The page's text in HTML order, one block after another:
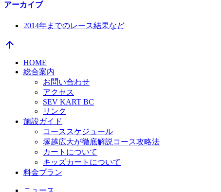
アーカイブ
2014年までのレース結果など
arrow_upward
HOME
総合案内
お問い合わせ
アクセス
SEV KART BC
リンク
施設ガイド
コーススケジュール
塚越広大が徹底解説コース攻略法
カートについて
キッズカートについて
料金プラン
ニュース